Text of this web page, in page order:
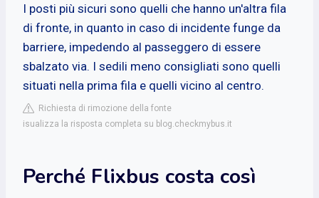
I posti più sicuri sono quelli che hanno un'altra fila
di fronte, in quanto in caso di incidente funge da
barriere, impedendo al passeggero di essere
sbalzato via. I sedili meno consigliati sono quelli
situati nella prima fila e quelli vicino al centro.
Richiesta di rimozione della fonte
isualizza la risposta completa su blog.checkmybus.it
Perché Flixbus costa così